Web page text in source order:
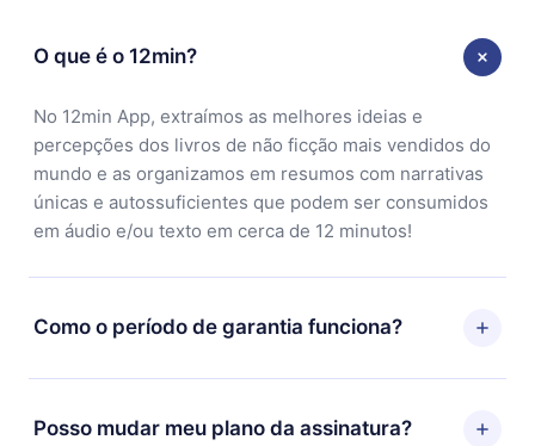
O que é o 12min?
No 12min App, extraímos as melhores ideias e
percepções dos livros de não ficção mais vendidos do
mundo e as organizamos em resumos com narrativas
únicas e autossuficientes que podem ser consumidos
em áudio e/ou texto em cerca de 12 minutos!
Como o período de garantia funciona?
Você pode baixar nosso aplicativo e começar a
aproveitar nossa biblioteca. Se por algum motivo não
Posso mudar meu plano da assinatura?